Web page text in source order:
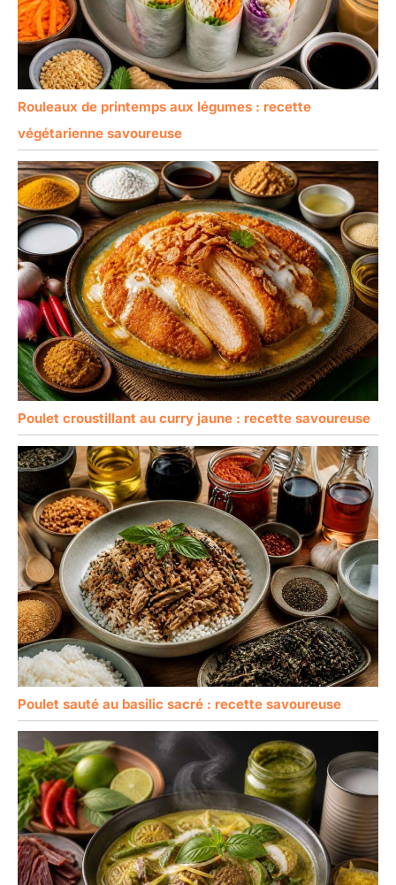
Rouleaux de printemps aux légumes : recette
végétarienne savoureuse
Poulet croustillant au curry jaune : recette savoureuse
Poulet sauté au basilic sacré : recette savoureuse